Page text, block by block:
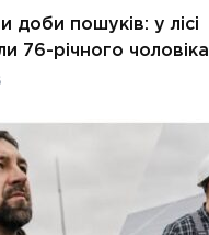
доби пошуків: у лісі
76-річного чоловіка